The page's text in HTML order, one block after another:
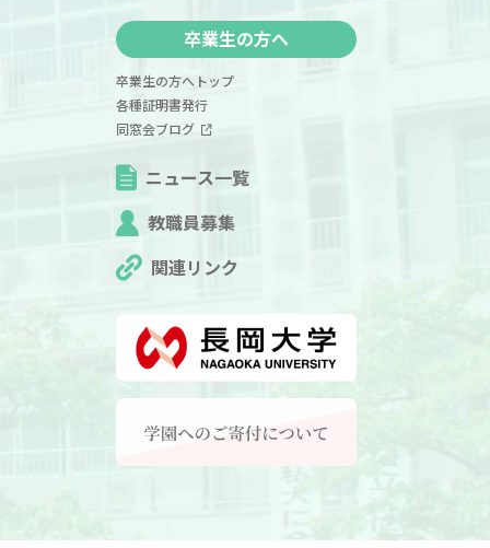
卒業生の方へ
卒業生の方へトップ
各種証明書発行
同窓会ブログ
ニュース一覧
教職員募集
関連リンク